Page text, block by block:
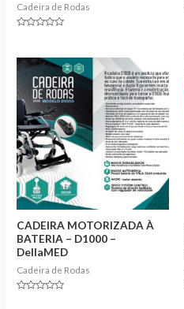
Cadeira de Rodas
of
5
CADEIRA MOTORIZADA À
BATERIA – D1000 –
DellaMED
Cadeira de Rodas